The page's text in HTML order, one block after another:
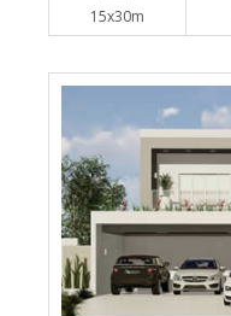
15x30m